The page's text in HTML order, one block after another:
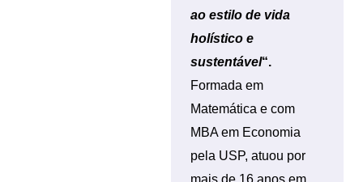
ao estilo de vida
holístico e
sustentável“.
Formada em
Matemática e com
MBA em Economia
pela USP, atuou por
mais de 16 anos em